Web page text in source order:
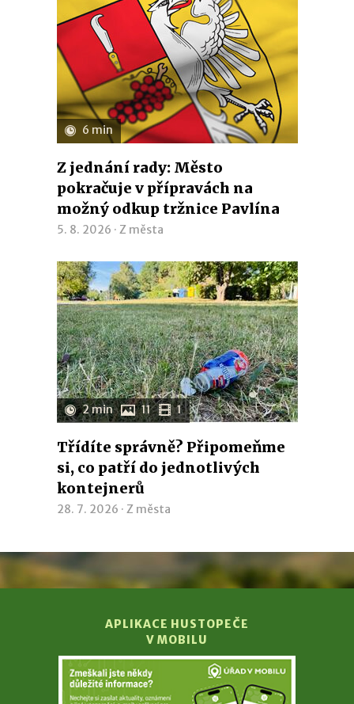
6 min
Z jednání rady: Město
pokračuje v přípravách na
možný odkup tržnice Pavlína
5. 8. 2026 · Z města
2 min 11 1
Třídíte správně? Připomeňme
si, co patří do jednotlivých
kontejnerů
28. 7. 2026 · Z města
APLIKACE HUSTOPEČE
V MOBILU